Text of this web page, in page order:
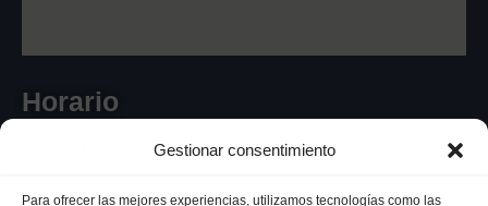
Gestionar consentimiento
Para ofrecer las mejores experiencias, utilizamos tecnologías como las
Horario
De Lunes a Viernes - de 8:00 a 20:30